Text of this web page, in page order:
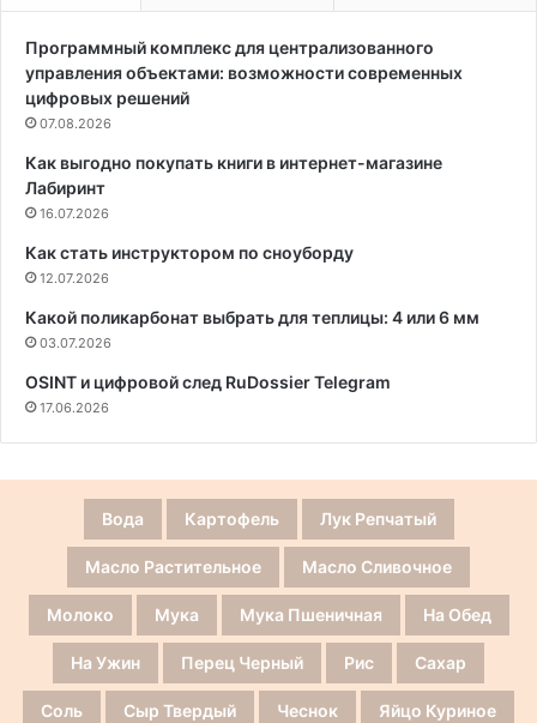
Программный комплекс для централизованного
управления объектами: возможности современных
цифровых решений
07.08.2026
Как выгодно покупать книги в интернет-магазине
Лабиринт
16.07.2026
Как стать инструктором по сноуборду
12.07.2026
Какой поликарбонат выбрать для теплицы: 4 или 6 мм
03.07.2026
OSINT и цифровой след RuDossier Telegram
17.06.2026
Вода Картофель Лук Репчатый
Масло Растительное Масло Сливочное
Молоко Мука Мука Пшеничная На Обед
На Ужин Перец Черный Рис Сахар
Соль Сыр Твердый Чеснок Яйцо Куриное